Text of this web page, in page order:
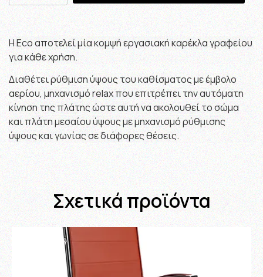
Η Eco αποτελεί μία κομψή εργασιακή καρέκλα γραφείου
για κάθε χρήση.
Διαθέτει ρύθμιση ύψους του καθίσματος με έμβολο
αερίου, μηχανισμό relax που επιτρέπει την αυτόματη
κίνηση της πλάτης ώστε αυτή να ακολουθεί το σώμα
και πλάτη μεσαίου ύψους με μηχανισμό ρύθμισης
ύψους και γωνίας σε διάφορες θέσεις.
Σχετικά προϊόντα